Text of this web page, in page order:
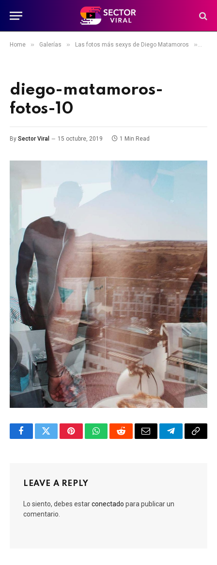
Home » Galerías » Las fotos más sexys de Diego Matamoros »
diego-matamoros-
fotos-10
By Sector Viral 15 octubre, 2019 1 Min Read
FacebookTwitterPinterestWhatsAppRedditEmail TelegramCopy
LEAVE A REPLY
Lo siento, debes estarconectado para publicar un
comentario.